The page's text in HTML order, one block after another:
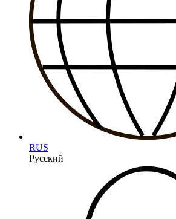
RUS
Русский